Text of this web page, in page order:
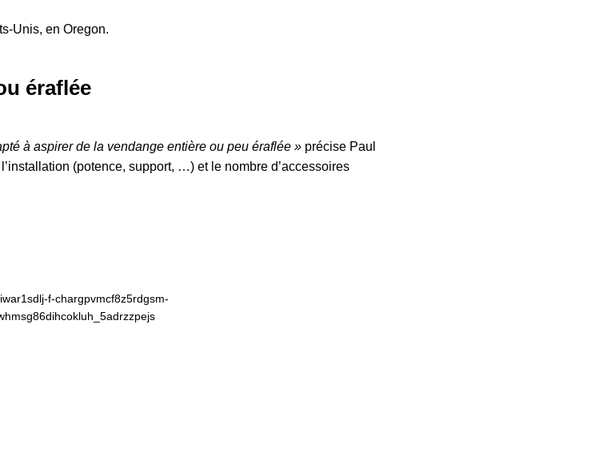
Unis, en Oregon.
éraflée
à aspirer de la vendange entière ou peu éraflée » précise Paul
(potence, support, …) et le nombre d’accessoires
f-chargpvmcf8z5rdgsm-